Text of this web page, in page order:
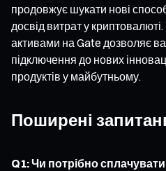
продовжує шукати нові
досвід витрат у
активами на Gate дозволяє
підключення до нових
продуктів у майбутньому.
Поширені
Q1: Чи потрібно